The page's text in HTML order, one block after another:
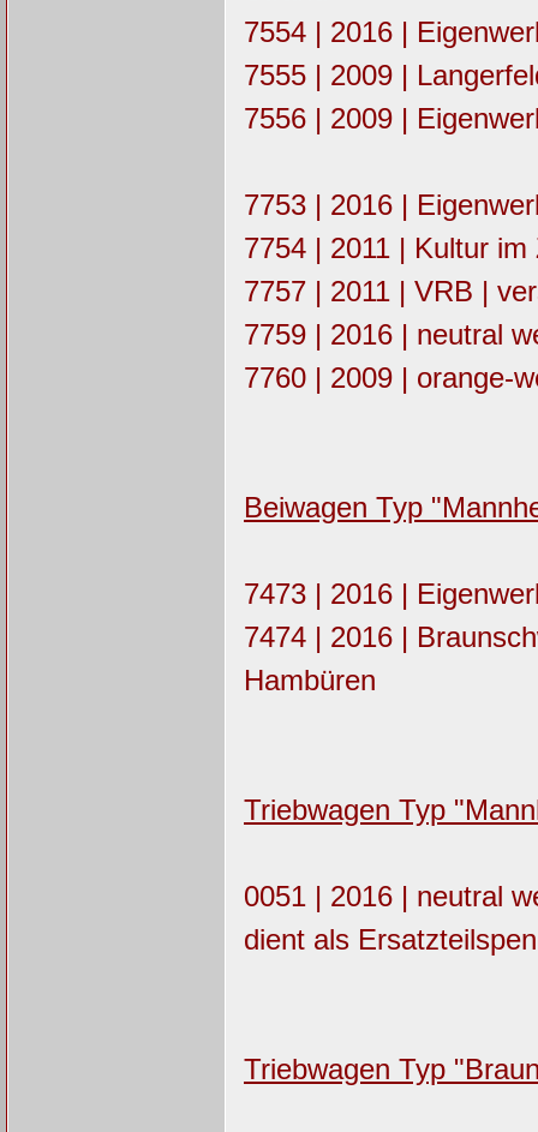
7554 | 2016 |
7555 | 2009 |
7556 | 2009 |
7753 | 2016 |
7754 | 2011 | Kultur
7757 | 2011 | VRB |
7759 | 2016 | neutral
7760 | 2009 | orange-
Beiwagen Typ
7473 | 2016 |
7474 | 2016 |
Hambüren
Triebwagen Typ
0051 | 2016 | neutral
dient als
Triebwagen Typ